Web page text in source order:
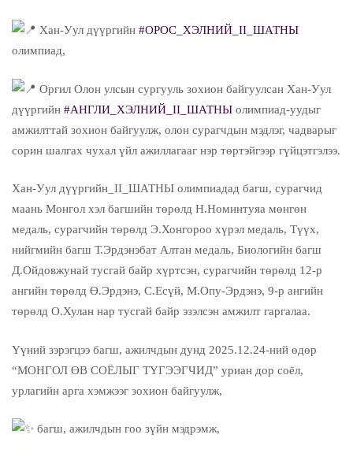
Хан-Уул дүүргийн #ОРОС_ХЭЛНИЙ_II_ШАТНЫ
олимпиад,
Оргил Олон улсын сургууль зохион байгуулсан Хан-Уул
дүүргийн #АНГЛИ_ХЭЛНИЙ_II_ШАТНЫ олимпиад-уудыг
амжилттай зохион байгуулж, олон сурагчдын мэдлэг, чадварыг
сорин шалгах чухал үйл ажиллагааг нэр төртэйгээр гүйцэтгэлээ.
Хан-Уул дүүргийн_II_ШАТНЫ олимпиадад багш, сурагчид
маань Монгол хэл багшийн төрөлд Н.Номинтуяа мөнгөн
медаль, сурагчийн төрөлд Э.Хонгороо хүрэл медаль, Түүх,
нийгмийн багш Т.Эрдэнэбат Алтан медаль, Биологийн багш
Д.Ойдовжунай тусгай байр хүртсэн, сурагчийн төрөлд 12-р
ангийн төрөлд Ө.Эрдэнэ, С.Есүй, М.Опу-Эрдэнэ, 9-р ангийн
төрөлд О.Хулан нар тусгай байр эзэлсэн амжилт гаргалаа.
Үүний зэрэгцээ багш, ажилчдын дунд 2025.12.24-ний өдөр
“МОНГОЛ ӨВ СОЁЛЫГ ТҮГЭЭГЧИД” уриан дор соёл,
урлагийн арга хэмжээг зохион байгуулж,
багш, ажилчдын гоо зүйн мэдрэмж,